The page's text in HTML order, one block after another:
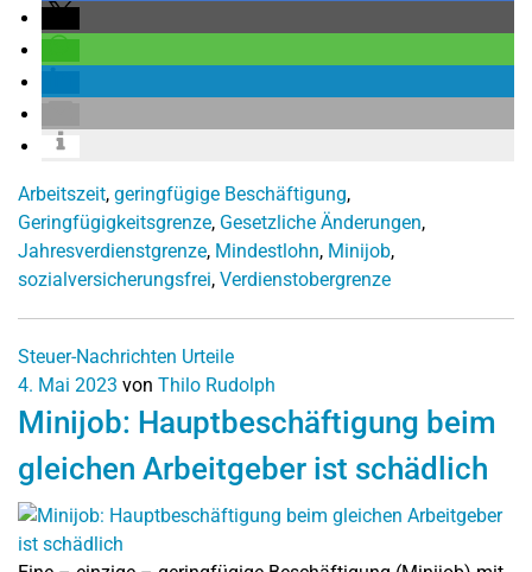
Arbeitszeit, geringfügige Beschäftigung,
Geringfügigkeitsgrenze, Gesetzliche Änderungen,
Jahresverdienstgrenze, Mindestlohn, Minijob,
sozialversicherungsfrei, Verdienstobergrenze
Steuer-Nachrichten Urteile
4. Mai 2023 von Thilo Rudolph
Minijob: Hauptbeschäftigung beim
gleichen Arbeitgeber ist schädlich